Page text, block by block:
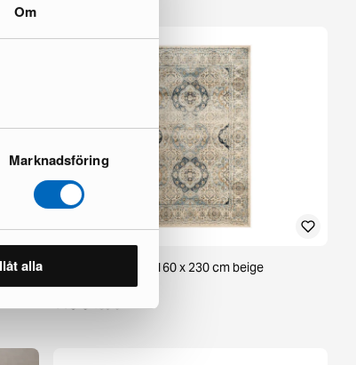
Om
Marknadsföring
alla
cm
Homefesto matta 160 x 230 cm beige
1 i lager ·
115 € 183 €